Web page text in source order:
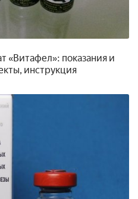
«Витафел»: показания и
инструкция